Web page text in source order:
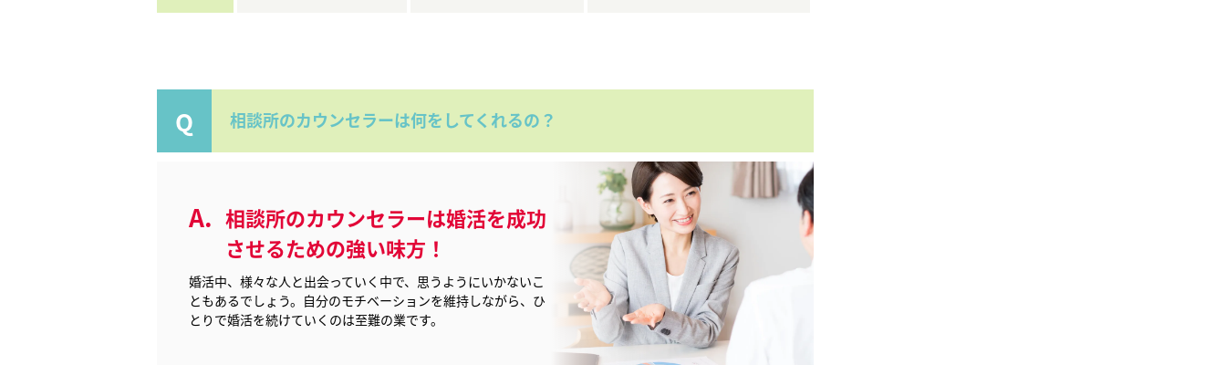
相談所のカウンセラーは何をしてくれるの？
相談所のカウンセラーは婚活を成功
させるための強い味方！
婚活中、様々な人と出会っていく中で、思うようにいかないこ
ともあるでしょう。自分のモチベーションを維持しながら、ひ
とりで婚活を続けていくのは至難の業です。